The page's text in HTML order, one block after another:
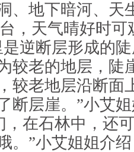
、地下暗河、天
，天气晴好时可
逆断层形成的
较老的地层，陡
较老地层沿断面
断层崖。”小艾
，在石林中，还
。”小艾姐姐介